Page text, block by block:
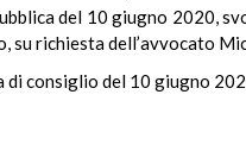
del 10 giugno 2020,
su richiesta dell’avvocato
di consiglio del 10 giugno